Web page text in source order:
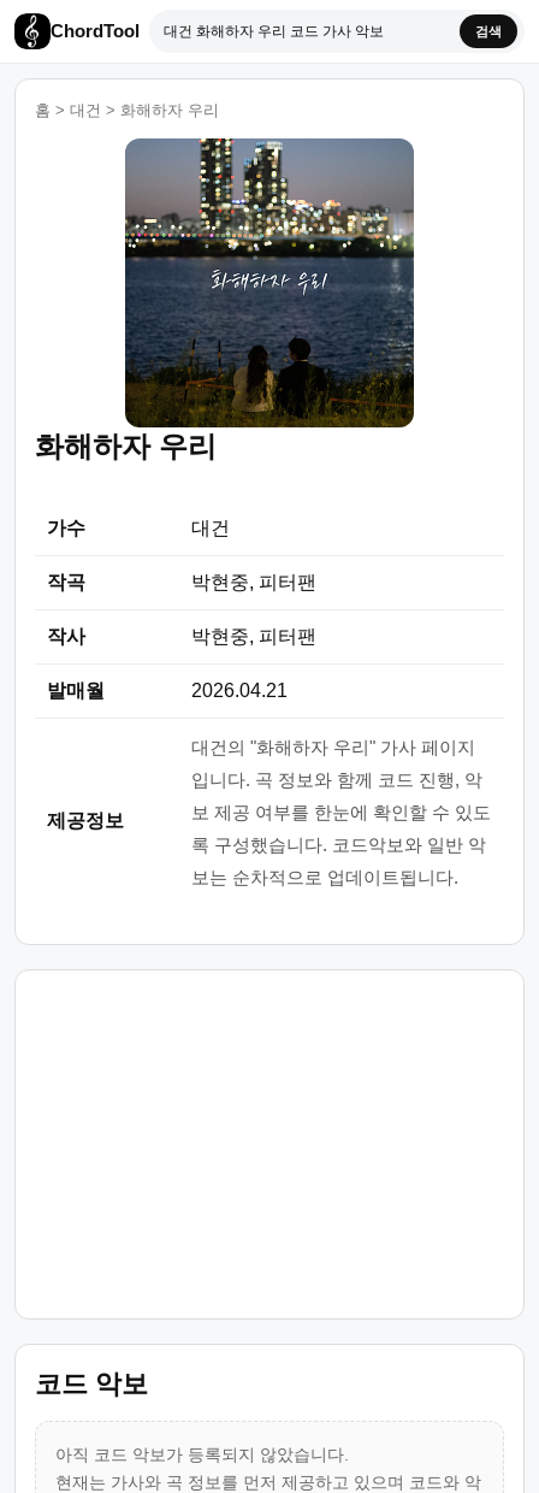
ChordTool 검색
홈 > 대건 > 화해하자 우리
화해하자 우리
가수 대건
작곡 박현중, 피터팬
작사 박현중, 피터팬
발매월 2026.04.21
제공정보
대건의 "화해하자 우리" 가사 페이지
입니다. 곡 정보와 함께 코드 진행, 악
보 제공 여부를 한눈에 확인할 수 있도
록 구성했습니다. 코드악보와 일반 악
보는 순차적으로 업데이트됩니다.
코드 악보
아직 코드 악보가 등록되지 않았습니다.
현재는 가사와 곡 정보를 먼저 제공하고 있으며 코드와 악